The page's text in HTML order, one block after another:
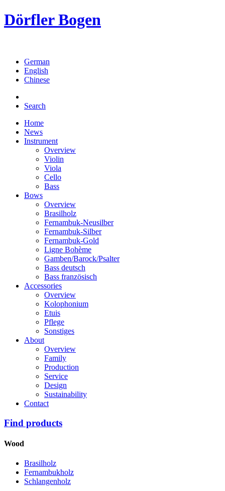
Dörfler Bogen
German
English
Chinese
Search
Home
News
Instrument
Overview
Violin
Viola
Cello
Bass
Bows
Overview
Brasilholz
Fernambuk-Neusilber
Fernambuk-Silber
Fernambuk-Gold
Ligne Bohème
Gamben/Barock/Psalter
Bass deutsch
Bass französisch
Accessories
Overview
Kolophonium
Etuis
Pflege
Sonstiges
About
Overview
Family
Production
Service
Design
Sustainability
Contact
Find products
Wood
Brasilholz
Fernambukholz
Schlangenholz